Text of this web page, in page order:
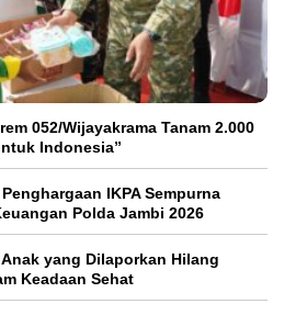
052/Wijayakrama Tanam 2.000
Indonesia”
IKPA Sempurna
Polda Jambi 2026
yang Dilaporkan Hilang
Keadaan Sehat